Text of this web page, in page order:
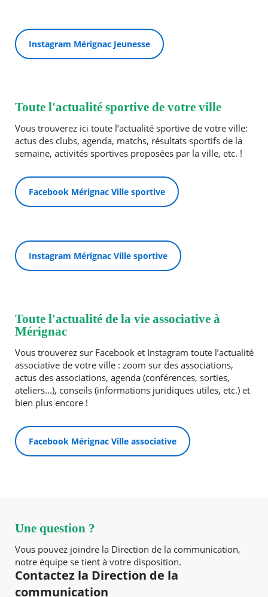
Instagram Mérignac Jeunesse
Toute l'actualité sportive de votre ville
Vous trouverez ici toute l’actualité sportive de votre ville:
actus des clubs, agenda, matchs, résultats sportifs de la
semaine, activités sportives proposées par la ville, etc. !
Facebook Mérignac Ville sportive
Instagram Mérignac Ville sportive
Toute l'actualité de la vie associative à
Mérignac
Vous trouverez sur Facebook et Instagram toute l’actualité
associative de votre ville : zoom sur des associations,
actus des associations, agenda (conférences, sorties,
ateliers...), conseils (informations juridiques utiles, etc.) et
bien plus encore !
Facebook Mérignac Ville associative
Une question ?
Vous pouvez joindre la Direction de la communication,
notre équipe se tient à votre disposition.
Contactez la Direction de la
communication